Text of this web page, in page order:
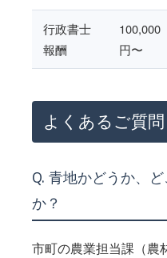
行政書士
報酬
100,000
円〜
よくあるご質問
Q. 青地かどうか、
か？
市町の農業担当課（農